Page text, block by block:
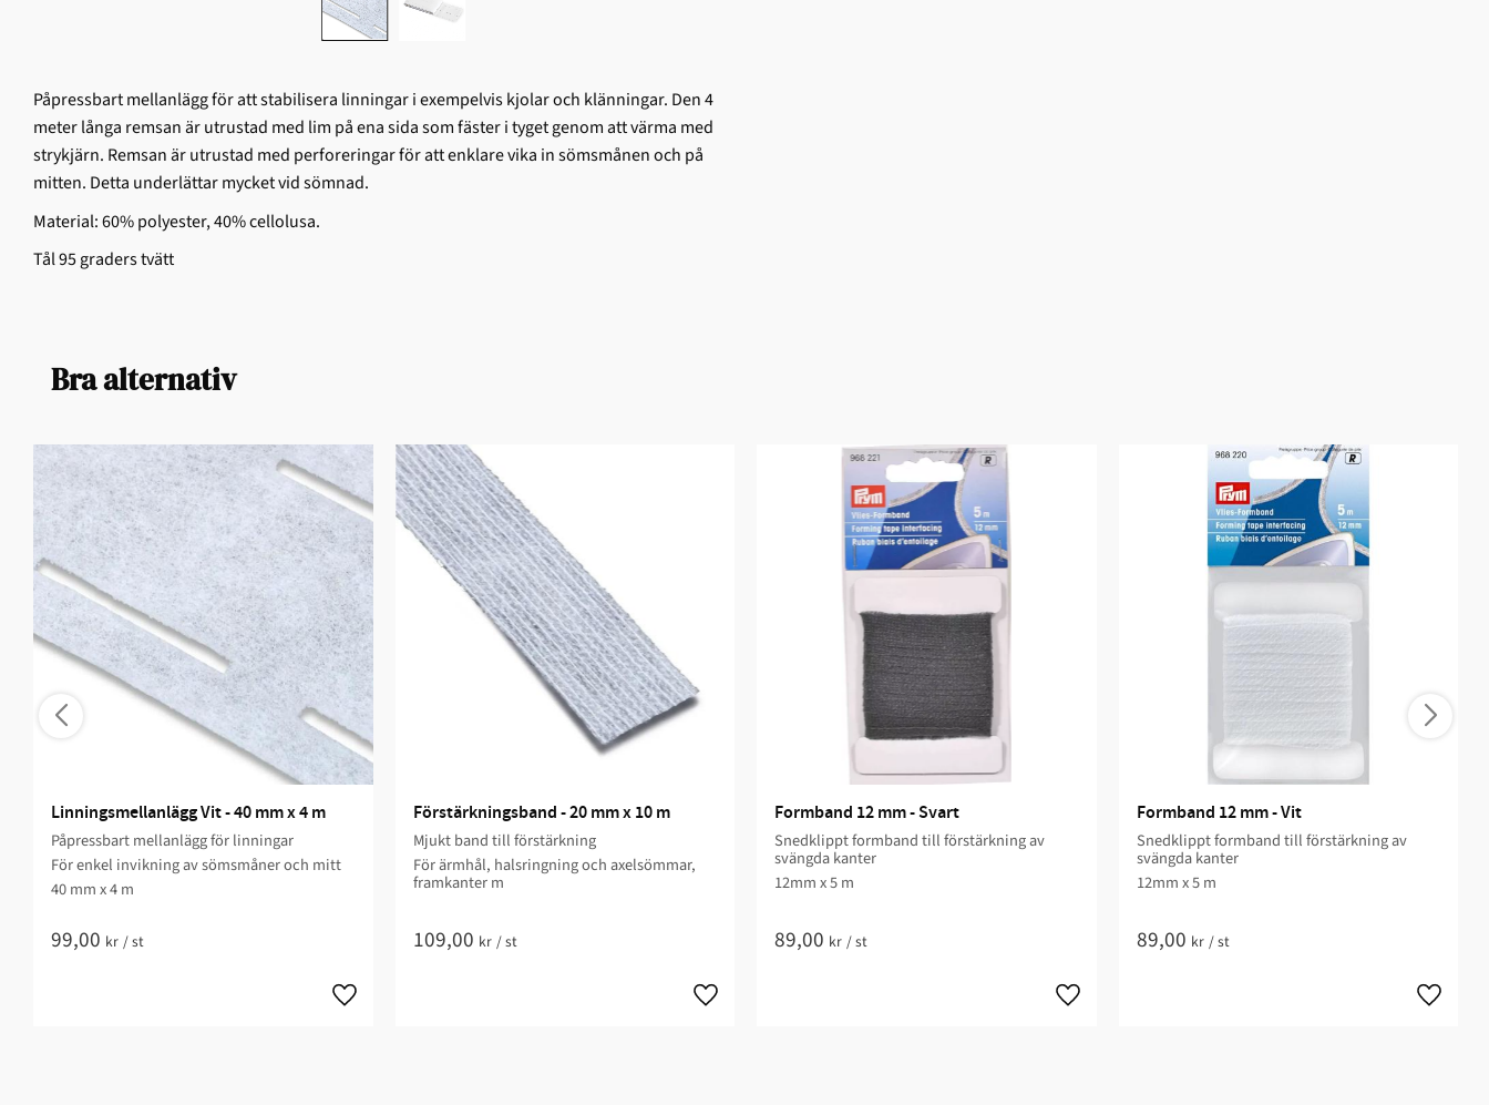
Påpressbart mellanlägg för att stabilisera linningar i exempelvis kjolar och klänningar. Den 4
meter långa remsan är utrustad med lim på ena sida som fäster i tyget genom att värma med
strykjärn. Remsan är utrustad med perforeringar för att enklare vika in sömsmånen och på
mitten. Detta underlättar mycket vid sömnad.
Material: 60% polyester, 40% cellolusa.
Tål 95 graders tvätt
Bra alternativ
Linningsmellanlägg Vit - 40 mm x 4 m
Påpressbart mellanlägg för linningar
För enkel invikning av sömsmåner och mitt
40 mm x 4 m​
99,00 kr /st
Förstärkningsband - 20 mm x 10 m
Mjukt band till förstärkning
För ärmhål, halsringning och axelsömmar,
framkanter m
109,00 kr /st
Formband 12 mm - Svart
Snedklippt formband till förstärkning av
svängda kanter ​
12mm x 5 m​
89,00 kr /st
Formband 12 mm - Vit
Snedklippt formband till förstärkning av
svängda kanter ​
12mm x 5 m​
89,00 kr /st